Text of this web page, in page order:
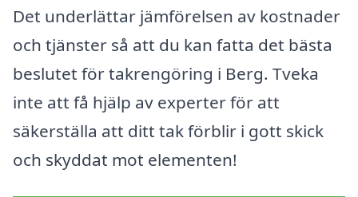
Det underlättar jämförelsen av kostnader
och tjänster så att du kan fatta det bästa
beslutet för takrengöring i Berg. Tveka
inte att få hjälp av experter för att
säkerställa att ditt tak förblir i gott skick
och skyddat mot elementen!